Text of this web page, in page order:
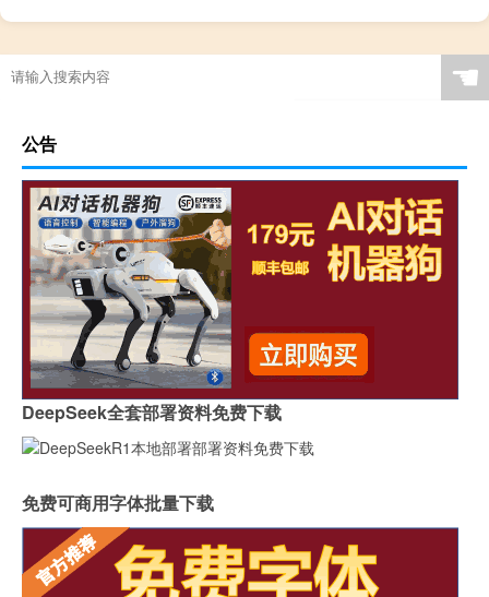
☚
公告
DeepSeek全套部署资料免费下载
免费可商用字体批量下载